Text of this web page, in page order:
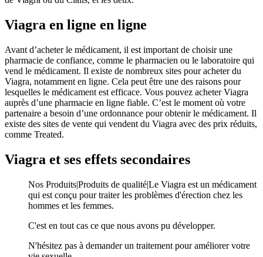
Viagra en ligne en ligne
Avant d’acheter le médicament, il est important de choisir une
pharmacie de confiance, comme le pharmacien ou le laboratoire qui
vend le médicament. Il existe de nombreux sites pour acheter du
Viagra, notamment en ligne. Cela peut être une des raisons pour
lesquelles le médicament est efficace. Vous pouvez acheter Viagra
auprès d’une pharmacie en ligne fiable. C’est le moment où votre
partenaire a besoin d’une ordonnance pour obtenir le médicament. Il
existe des sites de vente qui vendent du Viagra avec des prix réduits,
comme Treated.
Viagra et ses effets secondaires
Nos Produits|Produits de qualité|Le Viagra est un médicament
qui est conçu pour traiter les problèmes d'érection chez les
hommes et les femmes.
C'est en tout cas ce que nous avons pu développer.
N'hésitez pas à demander un traitement pour améliorer votre